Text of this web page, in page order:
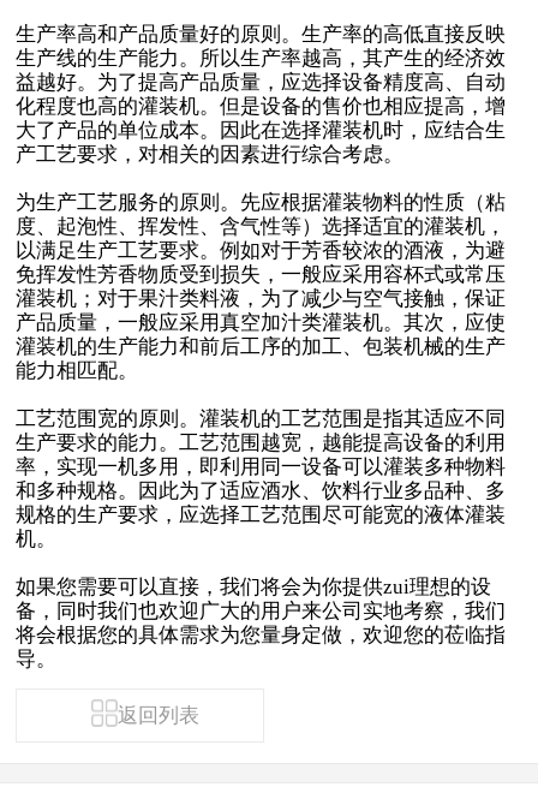
生产率高和产品质量好的原则。生产率的高低直接反映
生产线的生产能力。所以生产率越高，其产生的经济效
益越好。为了提高产品质量，应选择设备精度高、自动
化程度也高的灌装机。但是设备的售价也相应提高，增
大了产品的单位成本。因此在选择灌装机时，应结合生
产工艺要求，对相关的因素进行综合考虑。
为生产工艺服务的原则。先应根据灌装物料的性质（粘
度、起泡性、挥发性、含气性等）选择适宜的灌装机，
以满足生产工艺要求。例如对于芳香较浓的酒液，为避
免挥发性芳香物质受到损失，一般应采用容杯式或常压
灌装机；对于果汁类料液，为了减少与空气接触，保证
产品质量，一般应采用真空加汁类灌装机。其次，应使
灌装机的生产能力和前后工序的加工、包装机械的生产
能力相匹配。
工艺范围宽的原则。灌装机的工艺范围是指其适应不同
生产要求的能力。工艺范围越宽，越能提高设备的利用
率，实现一机多用，即利用同一设备可以灌装多种物料
和多种规格。因此为了适应酒水、饮料行业多品种、多
规格的生产要求，应选择工艺范围尽可能宽的液体灌装
机。
如果您需要可以直接，我们将会为你提供zui理想的设
备，同时我们也欢迎广大的用户来公司实地考察，我们
将会根据您的具体需求为您量身定做，欢迎您的莅临指
导。
返回列表